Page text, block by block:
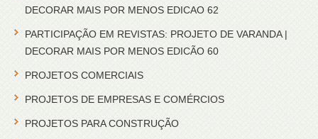
DECORAR MAIS POR MENOS EDICAO 62
PARTICIPAÇÃO EM REVISTAS: PROJETO DE VARANDA |
DECORAR MAIS POR MENOS EDICÃO 60
PROJETOS COMERCIAIS
PROJETOS DE EMPRESAS E COMÉRCIOS
PROJETOS PARA CONSTRUÇÃO